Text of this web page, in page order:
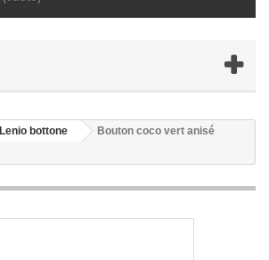
Lenio bottone
Bouton coco vert anisé